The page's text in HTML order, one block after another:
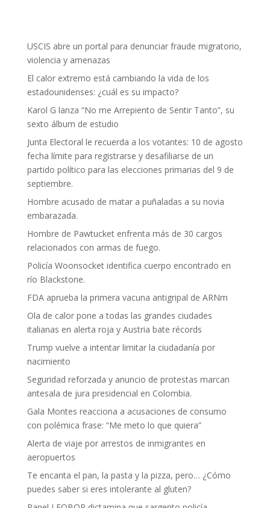
USCIS abre un portal para denunciar fraude migratorio,
violencia y amenazas
El calor extremo está cambiando la vida de los
estadounidenses: ¿cuál es su impacto?
Karol G lanza “No me Arrepiento de Sentir Tanto”, su
sexto álbum de estudio
Junta Electoral le recuerda a los votantes: 10 de agosto
fecha límite para registrarse y desafiliarse de un
partido político para las elecciones primarias del 9 de
septiembre.
Hombre acusado de matar a puñaladas a su novia
embarazada.
Hombre de Pawtucket enfrenta más de 30 cargos
relacionados con armas de fuego.
Policía Woonsocket identifica cuerpo encontrado en
río Blackstone.
FDA aprueba la primera vacuna antigripal de ARNm
Ola de calor pone a todas las grandes ciudades
italianas en alerta roja y Austria bate récords
Trump vuelve a intentar limitar la ciudadanía por
nacimiento
Seguridad reforzada y anuncio de protestas marcan
antesala de jura presidencial en Colombia.
Gala Montes reacciona a acusaciones de consumo
con polémica frase: “Me meto lo que quiera”
Alerta de viaje por arrestos de inmigrantes en
aeropuertos
Te encanta el pan, la pasta y la pizza, pero… ¿Cómo
puedes saber si eres intolerante al gluten?